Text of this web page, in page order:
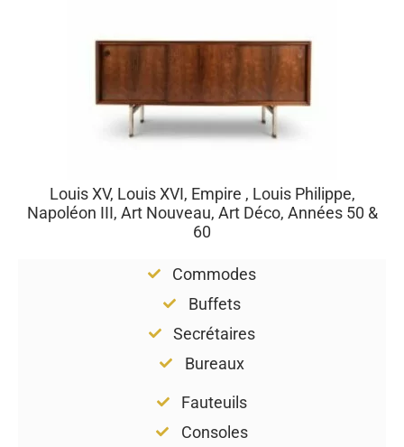
Louis XV, Louis XVI, Empire , Louis Philippe,
Napoléon III, Art Nouveau, Art Déco, Années 50 &
60
Commodes
Buffets
Secrétaires
Bureaux
Fauteuils
Consoles